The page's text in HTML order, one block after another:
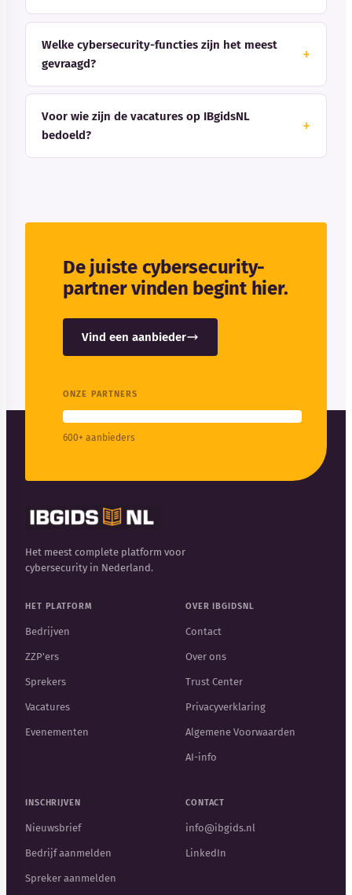
Welke cybersecurity-functies zijn het meest
gevraagd?
Voor wie zijn de vacatures op IBgidsNL
bedoeld?
De juiste cybersecurity-
partner vinden begint hier.
Vind een aanbieder
ONZE PARTNERS
600+ aanbieders
Het meest complete platform voor
cybersecurity in Nederland.
HET PLATFORM
Bedrijven
ZZP'ers
Sprekers
Vacatures
Evenementen
OVER IBGIDSNL
Contact
Over ons
Trust Center
Privacyverklaring
Algemene Voorwaarden
AI-info
INSCHRIJVEN
Nieuwsbrief
Bedrijf aanmelden
Spreker aanmelden
CONTACT
info@ibgids.nl
LinkedIn